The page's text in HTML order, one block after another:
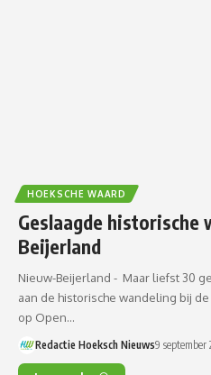
HOEKSCHE WAARD
Geslaagde historische
Beijerland
Nieuw-Beijerland - Maar liefst 30
aan de historische wandeling bij
op Open…
Redactie Hoeksch Nieuws9 september